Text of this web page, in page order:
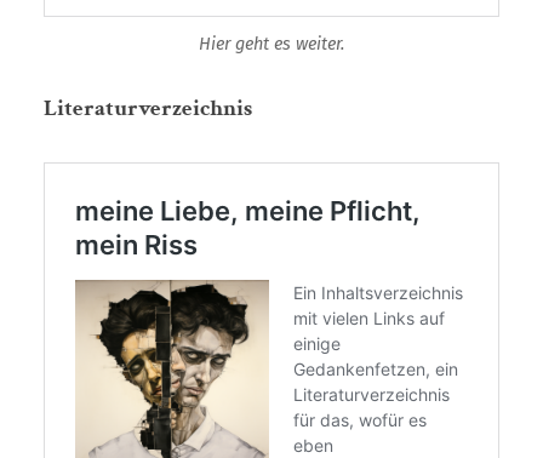
Hier geht es weiter.
Literaturverzeichnis